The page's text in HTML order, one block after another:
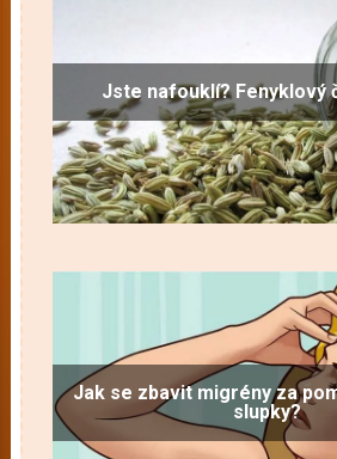
Jste nafouklí? Fenyklový
Jak se zbavit migrény za
slupky?